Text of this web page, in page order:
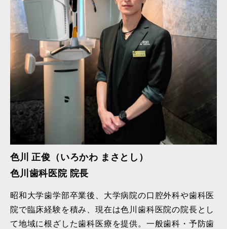
色川 正俊（いろかわ まさとし）
色川歯科医院 院長
昭和大学歯学部卒業後、大学病院の口腔外科や歯科医
院で臨床経験を積み、現在は色川歯科医院の院長とし
て地域に根ざした歯科医療を提供。一般歯科・予防歯